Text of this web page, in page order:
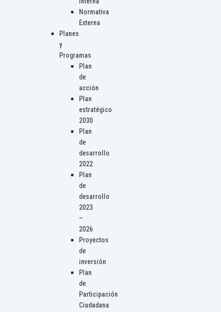
Normativa
Externa
Planes
y
Programas
Plan
de
acción
Plan
estratégico
2030
Plan
de
desarrollo
2022
Plan
de
desarrollo
2023
–
2026
Proyectos
de
inversión
Plan
de
Participación
Ciudadana